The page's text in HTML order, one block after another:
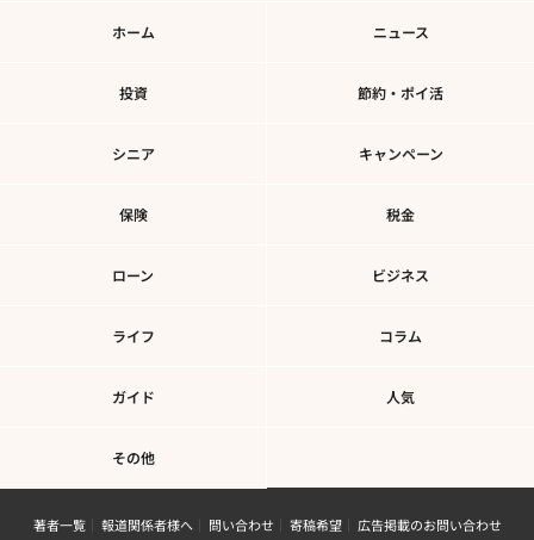
ホーム ニュース
投資 節約・ポイ活
シニア キャンペーン
保険 税金
ローン ビジネス
ライフ コラム
ガイド 人気
その他
著者一覧 報道関係者様へ 問い合わせ 寄稿希望
広告掲載のお問い合わせ